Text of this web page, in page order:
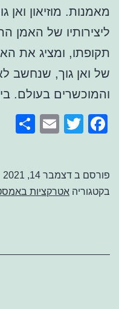
מאמנות. מוזיאון
ליצירותיו של האמן
תקופתו, ומציג את
של ואן גוך, שנחשב
והמוכשרים בעולם.
Facebook
Twitter
Email
פורסם ב דצמבר 14, 2021
בקטגוריה אטרקציות